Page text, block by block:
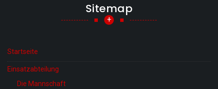
Sitemap
+
Startseite
Einsatzabteilung
Die Mannschaft